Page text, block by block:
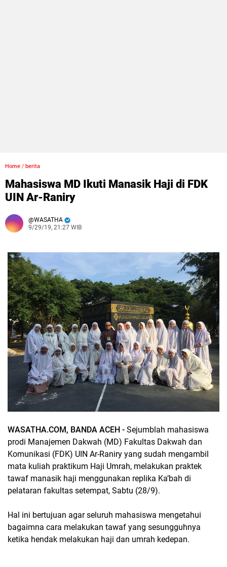
Home / berita
Mahasiswa MD Ikuti Manasik Haji di FDK
UIN Ar-Raniry
WASATHA
9/29/19, 21:27 WIB
WASATHA.COM, BANDA ACEH - Sejumblah mahasiswa
prodi Manajemen Dakwah (MD) Fakultas Dakwah dan
Komunikasi (FDK) UIN Ar-Raniry yang sudah mengambil
mata kuliah praktikum Haji Umrah, melakukan praktek
tawaf manasik haji menggunakan replika Ka’bah di
pelataran fakultas setempat, Sabtu (28/9).
Hal ini bertujuan agar seluruh mahasiswa mengetahui
bagaimna cara melakukan tawaf yang sesungguhnya
ketika hendak melakukan haji dan umrah kedepan.